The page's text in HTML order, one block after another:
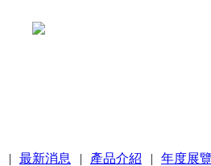
| 最新消息 | 產品介紹 |
年度展